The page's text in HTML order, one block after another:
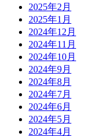
2025年2月
2025年1月
2024年12月
2024年11月
2024年10月
2024年9月
2024年8月
2024年7月
2024年6月
2024年5月
2024年4月